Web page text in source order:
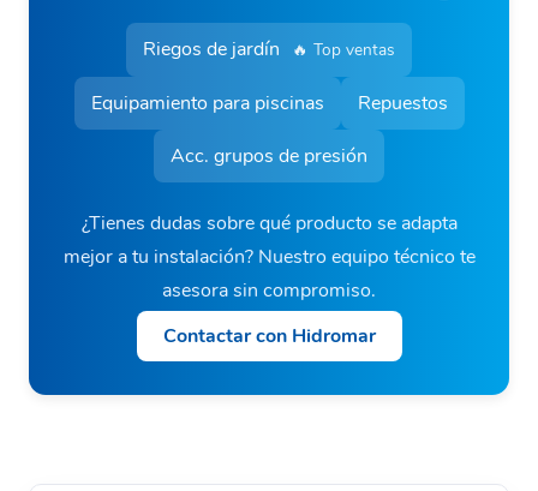
Riegos de jardín 🔥 Top ventas
Equipamiento para piscinas
Repuestos
Acc. grupos de presión
¿Tienes dudas sobre qué producto se adapta
mejor a tu instalación? Nuestro equipo técnico te
asesora sin compromiso.
Contactar con Hidromar